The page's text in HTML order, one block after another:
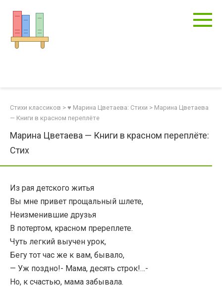
контенту
Стихи классиков > ♥ Марина Цветаева: Стихи > Марина Цветаева
— Книги в красном переплёте
Марина Цветаева — Книги в красном переплёте:
Стих
Из рая детского житья
Вы мне привет прощальный шлете,
Неизменившие друзья
В потертом, красном пререплете.
Чуть легкий выучен урок,
Бегу тот час же к вам, бывало,
— Уж поздно!- Мама, десять строк!…-
Но, к счастью, мама забывала.